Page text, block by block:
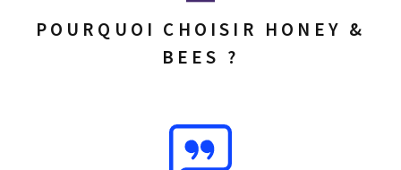
POURQUOI CHOISIR HONEY &
BEES ?